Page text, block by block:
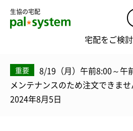
生協の宅配
宅配をご検
重要
8/19（月）午前8:00～午
メンテナンスのため注文できませ
2024年8月5日